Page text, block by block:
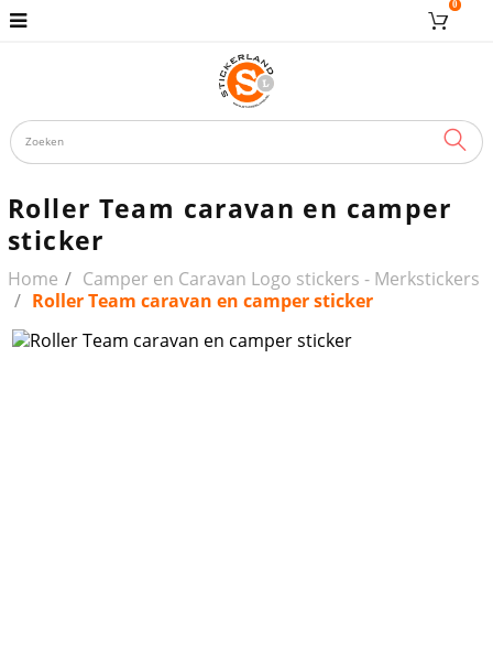
0
Roller Team caravan en camper
sticker
Home
Camper en Caravan Logo stickers - Merkstickers
Roller Team caravan en camper sticker